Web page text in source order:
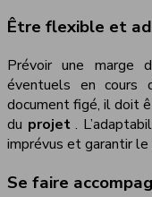
Être flexible et
Prévoir une marge
éventuels en cours
document figé, il doit
du projet.
imprévus et garantir le
Se faire